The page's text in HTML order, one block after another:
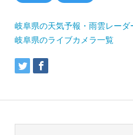
岐阜県の天気予報・雨雲レーダ
岐阜県のライブカメラ一覧